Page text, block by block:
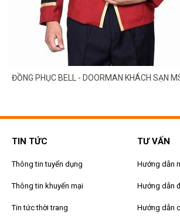
DOORMAN KHÁCH SẠN MS 087
TIN TỨC
Thông tin tuyển dụng
Thông tin khuyến mại
Tin tức thời trang
TƯ VẤN
Hướng dẫn
Hướng dẫn
Hướng dẫn